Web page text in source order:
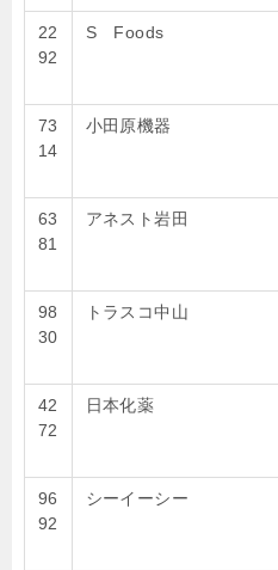
22
92
S Foods
73
14
小田原機器
63
81
アネスト岩田
98
30
トラスコ中山
42
72
日本化薬
96
92
シーイーシー